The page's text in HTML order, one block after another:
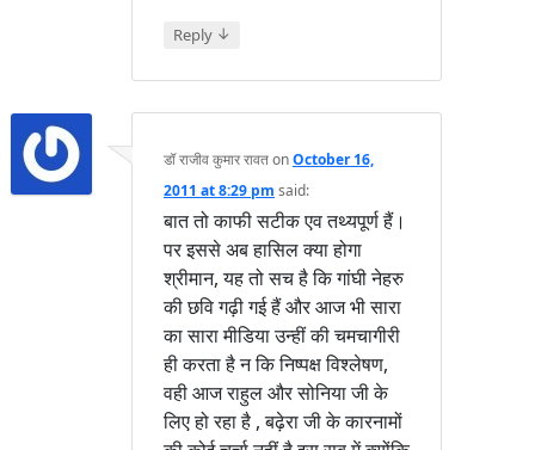
Reply ↓
डॉ राजीव कुमार रावतonOctober 16,
2011 at 8:29 pm said:
बात तो काफी सटीक एव तथ्यपूर्ण हैं।
पर इससे अब हासिल क्या होगा
श्रीमान, यह तो सच है कि गांघी नेहरु
की छवि गढ़ी गई हैं और आज भी सारा
का सारा मीडिया उन्हीं की चमचागीरी
ही करता है न कि निष्पक्ष विश्लेषण,
वही आज राहुल और सोनिया जी के
लिए हो रहा है , बढ़ेरा जी के कारनामों